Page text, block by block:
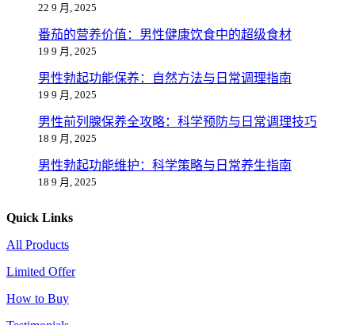
22 9 月, 2025
番茄的营养价值：男性健康饮食中的超级食材
19 9 月, 2025
男性勃起功能保养：自然方法与日常调理指南
19 9 月, 2025
男性前列腺保养全攻略：科学预防与日常调理技巧
18 9 月, 2025
男性勃起功能维护：科学策略与日常养生指南
18 9 月, 2025
Quick Links
All Products
Limited Offer
How to Buy